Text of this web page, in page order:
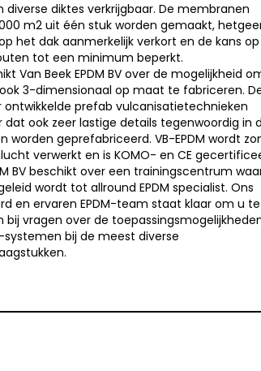
diverse diktes verkrijgbaar. De membranen
m2 uit één stuk worden gemaakt,
het dak aanmerkelijk verkort en de kans op
tot een minimum beperkt.
Van Beek EPDM BV over de mogelijkheid
3-dimensionaal op maat te fabriceren.
ontwikkelde prefab vulcanisatietechnieken
dat ook zeer lastige details tegenwoordig in
worden geprefabriceerd. VB-EPDM wordt
verwerkt en is KOMO- en CE
BV beschikt over een trainingscentrum
wordt tot allround EPDM specialist. Ons
en ervaren EPDM-team staat klaar om u te
bij vragen over de
systemen bij de meest diverse